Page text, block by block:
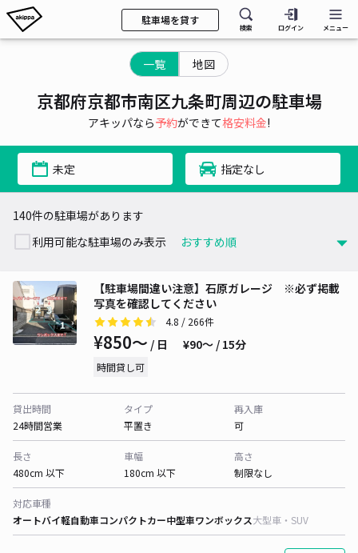
駐車場を貸す
検索 ログイン メニュー
一覧 地図
京都府京都市南区九条町周辺の駐車場
アキッパなら予約ができて格安料金!
未定 指定なし
140件の駐車場があります
利用可能な駐車場のみ表示
【駐車場間違い注意】石原ガレージ ※必ず掲載
写真を確認してください
4.8 / 266件
¥850〜 / 日 ¥90〜 / 15分
時間貸し可
貸出時間
24時間営業
タイプ
平置き
再入庫
可
長さ
480cm 以下
車幅
180cm 以下
高さ
制限なし
対応車種
オートバイ軽自動車コンパクトカー中型車ワンボックス大型車・SUV